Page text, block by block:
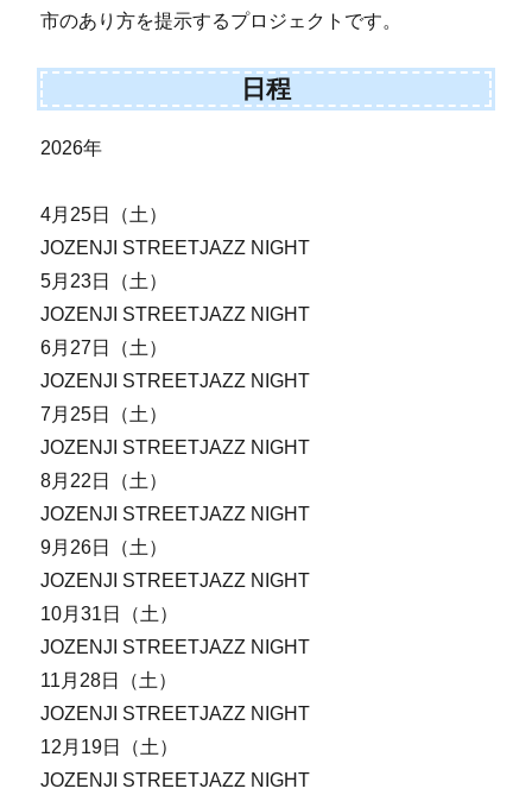
市のあり方を提示するプロジェクトです。
日程
2026年
4月25日（土）
JOZENJI STREETJAZZ NIGHT
5月23日（土）
JOZENJI STREETJAZZ NIGHT
6月27日（土）
JOZENJI STREETJAZZ NIGHT
7月25日（土）
JOZENJI STREETJAZZ NIGHT
8月22日（土）
JOZENJI STREETJAZZ NIGHT
9月26日（土）
JOZENJI STREETJAZZ NIGHT
10月31日（土）
JOZENJI STREETJAZZ NIGHT
11月28日（土）
JOZENJI STREETJAZZ NIGHT
12月19日（土）
JOZENJI STREETJAZZ NIGHT